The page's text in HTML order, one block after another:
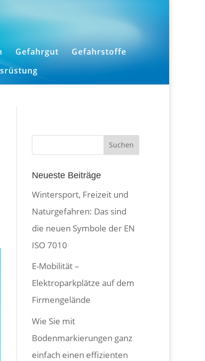
Gefahrgut
Gefahrstoffe
Neueste Beiträge
Wintersport, Freizeit und
Naturgefahren: Das sind
die neuen Symbole der EN
ISO 7010
E-Mobilität –
Elektroparkplätze auf dem
Firmengelände
Wie Sie mit
Bodenmarkierungen ganz
einfach einen effizienten